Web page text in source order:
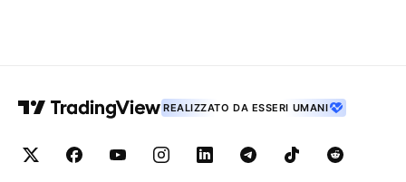
REALIZZATO DA ESSERI UMANI